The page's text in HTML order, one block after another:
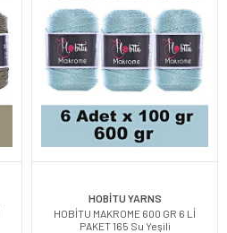
HOBİTU YARNS
HOBİTU MAKROME 600 GR 6 Lİ
PAKET 165 Su Yeşili